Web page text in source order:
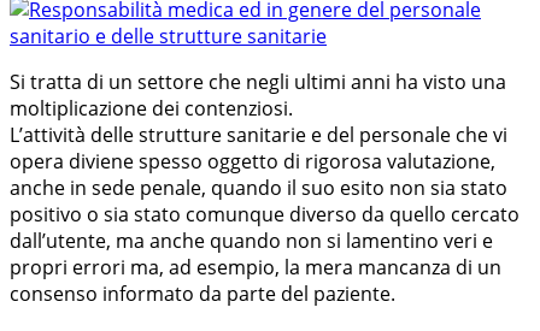
Si tratta di un settore che negli ultimi anni ha visto una
moltiplicazione dei contenziosi.
L’attività delle strutture sanitarie e del personale che vi
opera diviene spesso oggetto di rigorosa valutazione,
anche in sede penale, quando il suo esito non sia stato
positivo o sia stato comunque diverso da quello cercato
dall’utente, ma anche quando non si lamentino veri e
propri errori ma, ad esempio, la mera mancanza di un
consenso informato da parte del paziente.